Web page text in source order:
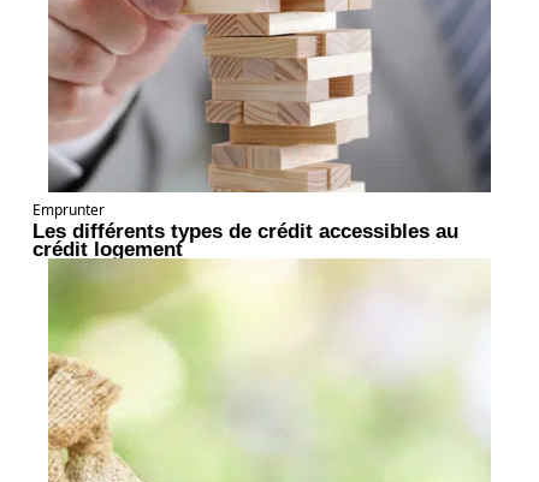
Emprunter
Les différents types de crédit accessibles au
crédit logement